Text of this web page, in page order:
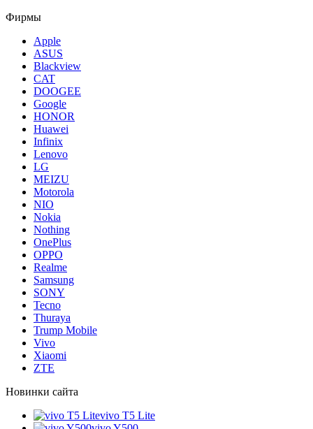
Фирмы
Apple
ASUS
Blackview
CAT
DOOGEE
Google
HONOR
Huawei
Infinix
Lenovo
LG
MEIZU
Motorola
NIO
Nokia
Nothing
OnePlus
OPPO
Realme
Samsung
SONY
Tecno
Thuraya
Trump Mobile
Vivo
Xiaomi
ZTE
Новинки сайта
vivo T5 Lite